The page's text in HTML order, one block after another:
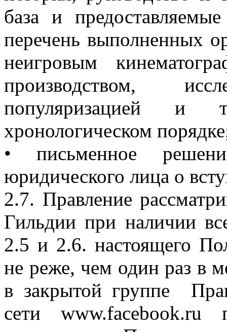
база и
перечень выполненных
неигровым
производством,
популяризацией
хронологическом
• письменное
юридического лица о
2.7. Правление
Гильдии при наличии
2.5 и 2.6. настоящего
не реже, чем один раз в
в закрытой группе
сети www.facebook.ru